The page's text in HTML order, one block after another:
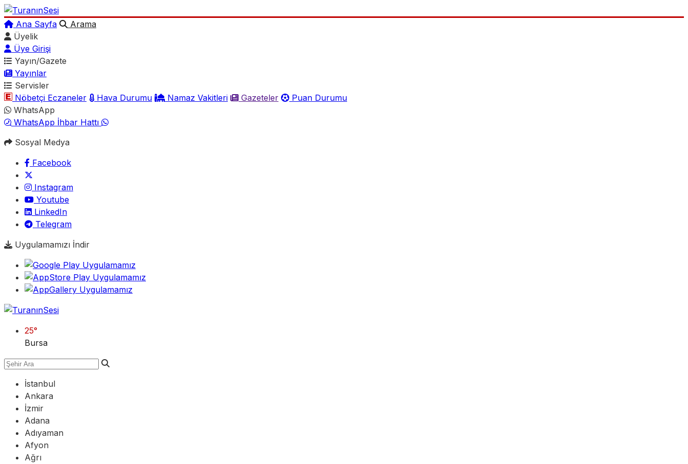
Ana Sayfa
Arama
Üyelik
Üye Girişi
Yayın/Gazete
Yayınlar
Servisler
Nöbetçi Eczaneler
Hava Durumu Namaz Vakitleri Gazeteler
Puan Durumu
WhatsApp
WhatsApp İhbar Hattı
Sosyal Medya
Facebook
Instagram
Youtube
LinkedIn
Telegram
Uygulamamızı İndir
25°
Bursa
İstanbul
Ankara
İzmir
Adana
Adıyaman
Afyon
Ağrı